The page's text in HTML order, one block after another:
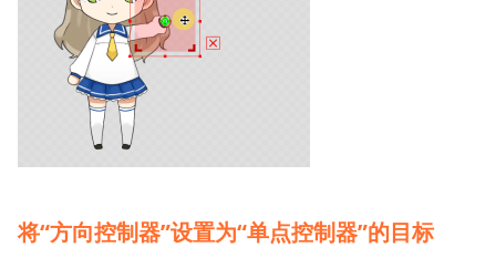
将“方向控制器”设置为“单点控制器”的目标